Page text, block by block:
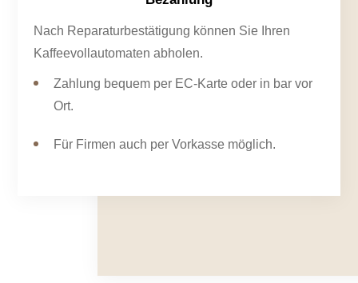
Nach Reparaturbestätigung können Sie Ihren
Kaffeevollautomaten abholen.
Zahlung bequem per EC-Karte oder in bar vor
Ort.
Für Firmen auch per Vorkasse möglich.